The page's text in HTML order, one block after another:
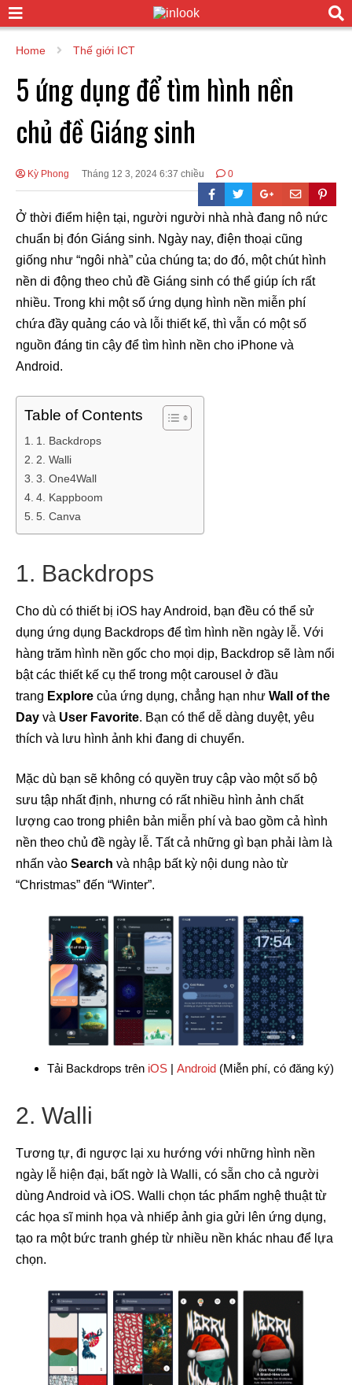
Home Thế giới ICT
5 ứng dụng để tìm hình nền
chủ đề Giáng sinh
Kỳ Phong Tháng 12 3, 2024 6:37 chiều 0
Ở thời điểm hiện tại, người người nhà nhà đang nô nức
chuẩn bị đón Giáng sinh. Ngày nay, điện thoại cũng
giống như “ngôi nhà” của chúng ta; do đó, một chút hình
nền di động theo chủ đề Giáng sinh có thể giúp ích rất
nhiều. Trong khi một số ứng dụng hình nền miễn phí
chứa đầy quảng cáo và lỗi thiết kế, thì vẫn có một số
nguồn đáng tin cậy để tìm hình nền cho iPhone và
Android.
Table of Contents
1. Backdrops
2. Walli
3. One4Wall
4. Kappboom
5. Canva
1. Backdrops
Cho dù có thiết bị iOS hay Android, bạn đều có thể sử
dụng ứng dụng Backdrops để tìm hình nền ngày lễ. Với
hàng trăm hình nền gốc cho mọi dịp, Backdrop sẽ làm nổi
bật các thiết kế cụ thể trong một carousel ở đầu
trang Explore của ứng dụng, chẳng hạn như Wall of the
Day và User Favorite. Bạn có thể dễ dàng duyệt, yêu
thích và lưu hình ảnh khi đang di chuyển.
Mặc dù bạn sẽ không có quyền truy cập vào một số bộ
sưu tập nhất định, nhưng có rất nhiều hình ảnh chất
lượng cao trong phiên bản miễn phí và bao gồm cả hình
nền theo chủ đề ngày lễ. Tất cả những gì bạn phải làm là
nhấn vào Search và nhập bất kỳ nội dung nào từ
“Christmas” đến “Winter”.
Tải Backdrops trên iOS | Android (Miễn phí, có đăng ký)
2. Walli
Tương tự, đi ngược lại xu hướng với những hình nền
ngày lễ hiện đại, bất ngờ là Walli, có sẵn cho cả người
dùng Android và iOS. Walli chọn tác phẩm nghệ thuật từ
các họa sĩ minh họa và nhiếp ảnh gia gửi lên ứng dụng,
tạo ra một bức tranh ghép từ nhiều nền khác nhau để lựa
chọn.